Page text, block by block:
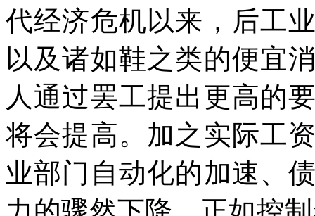
代经济危机以来，后工
以及诸如鞋之类的便宜
人通过罢工提出更高的
将会提高。加之实际工
业部门自动化的加速、